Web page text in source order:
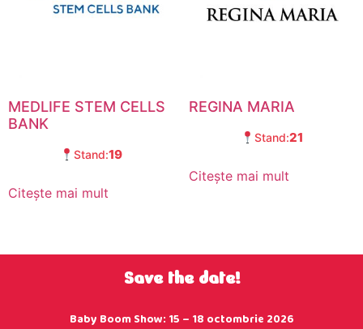
MEDLIFE STEM CELLS
BANK
Stand:19
Citește mai mult
REGINA MARIA
Stand:21
Citește mai mult
Save the date!
Baby Boom Show: 15 – 18 octombrie 2026